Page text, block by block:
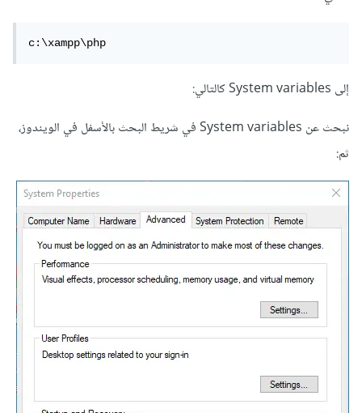
c:\xampp\php
إلى System variables كالتالي:
نبحث عن System variables في شريط البحث بالأسفل في الويندوز،
ثم: